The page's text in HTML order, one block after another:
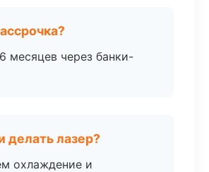
месяцев через банки-
делать лазер?
охлаждение и